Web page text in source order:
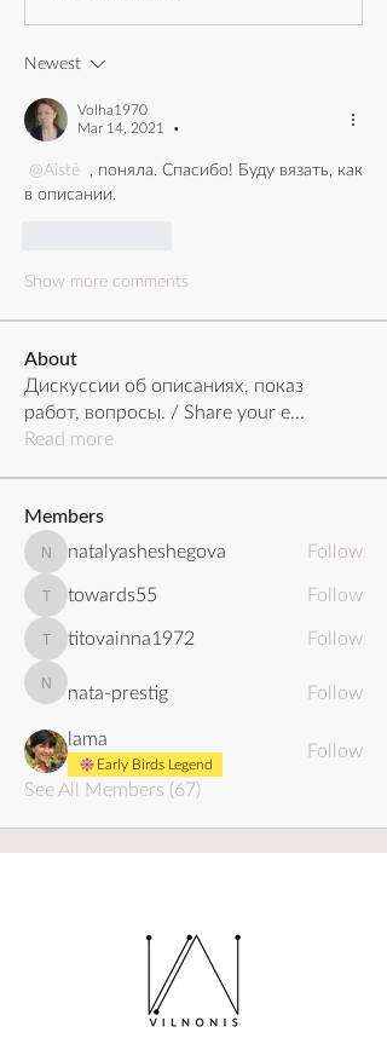
Newest
Volha1970
Mar 14, 2021
•
@Aistė
, поняла. Спасибо! Буду вязать, как
в описании.
Show more comments
About
Дискуссии об описаниях, показ
работ, вопросы. / Share your e...
Read more
Members
natalyasheshegova
natalyasheshegova Follow
towards55
towards55 Follow
titovainna1972
titovainna1972 Follow
nata-prestig
nata-prestig Follow
lama
Early Birds Legend
Follow
See All Members (67)